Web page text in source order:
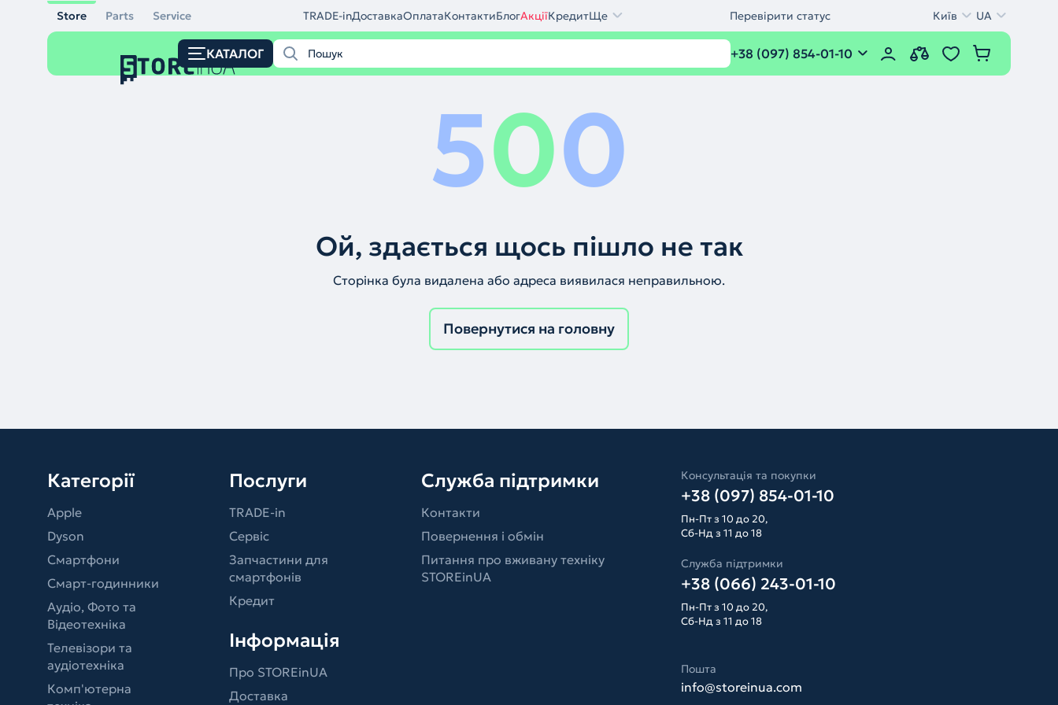
Store Parts Service TRADE-inДоставкаОплатаКонтактиБлогАкціїКредитЩе Перевірити статус Київ UA
КАТАЛОГ +38 (097) 854-01-10
500
Ой, здається щось пішло не так
Сторінка була видалена або адреса виявилася неправильною.
Повернутися на головну
Категорії
Apple
Dyson
Смартфони
Смарт-годинники
Аудіо, Фото та
Відеотехніка
Телевізори та
аудіотехніка
Комп'ютерна
Послуги
TRADE-in
Сервіс
Запчастини для
смартфонів
Кредит
Інформація
Про STOREinUA
Доставка
Служба підтримки
Контакти
Повернення і обмін
Питання про вживану техніку
STOREinUA
Консультація та покупки
+38 (097) 854-01-10
Пн-Пт з 10 до 20,
Сб-Нд з 11 до 18
Служба підтримки
+38 (066) 243-01-10
Пн-Пт з 10 до 20,
Сб-Нд з 11 до 18
Пошта
info@storeinua.com